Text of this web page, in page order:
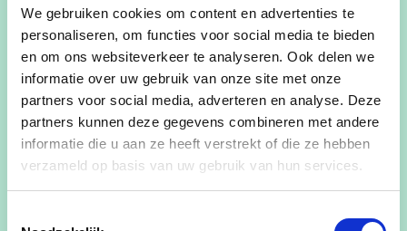
We gebruiken cookies om content en advertenties te
personaliseren, om functies voor social media te bieden
en om ons websiteverkeer te analyseren. Ook delen we
informatie over uw gebruik van onze site met onze
partners voor social media, adverteren en analyse. Deze
partners kunnen deze gegevens combineren met andere
informatie die u aan ze heeft verstrekt of die ze hebben
verzameld op basis van uw gebruik van hun services.
Enkele van onze kandidaten, poserend voor het